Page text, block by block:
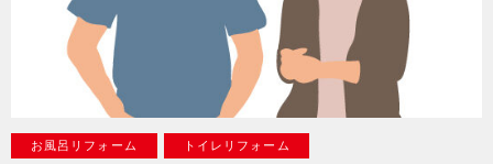
お風呂リフォーム トイレリフォーム